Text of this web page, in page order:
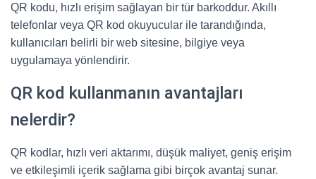
QR kodu, hızlı erişim sağlayan bir tür barkoddur. Akıllı
telefonlar veya QR kod okuyucular ile tarandığında,
kullanıcıları belirli bir web sitesine, bilgiye veya
uygulamaya yönlendirir.
QR kod kullanmanın avantajları
nelerdir?
QR kodlar, hızlı veri aktarımı, düşük maliyet, geniş erişim
ve etkileşimli içerik sağlama gibi birçok avantaj sunar.